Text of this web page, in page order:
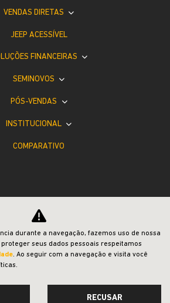
VENDAS DIRETAS
JEEP ACESSÍVEL
FINANCEIRAS
SEMINOVOS
PÓS-VENDAS
INSTITUCIONAL
COMPARATIVO
Seu bem maior é a vida.
durante a navegação, fazemos uso de nossa
proteger seus dados pessoais respeitamos
. Ao seguir com a navegação e visita você
RECUSAR